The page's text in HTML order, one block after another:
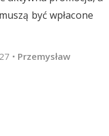
być wpłacone
• Przemysław